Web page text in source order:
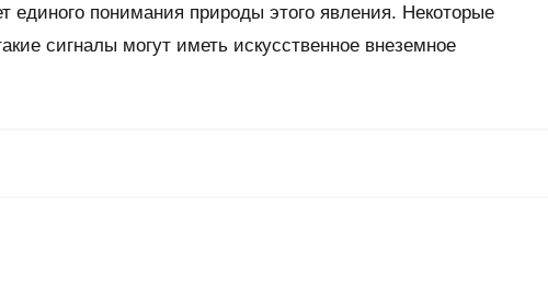
единого понимания природы этого явления. Некоторые
сигналы могут иметь искусственное внеземное